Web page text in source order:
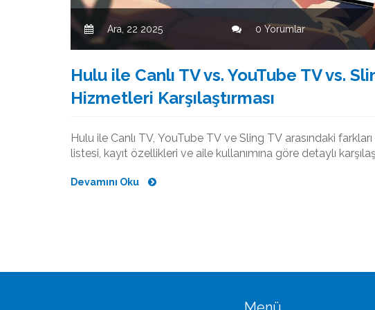
Ara, 22 2025 0 Yorumlar
Hulu ile Canlı TV vs. YouTube TV vs.
Hizmetleri Karşılaştırması
Hulu ile Canlı TV, YouTube TV ve Sling TV arasındaki
listesi, kayıt özellikleri ve aile kullanımına göre detaylı
Devamını Oku